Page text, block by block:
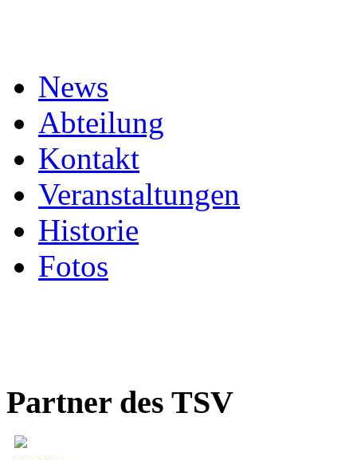
News
Abteilung
Kontakt
Veranstaltungen
Historie
Fotos
Partner des TSV